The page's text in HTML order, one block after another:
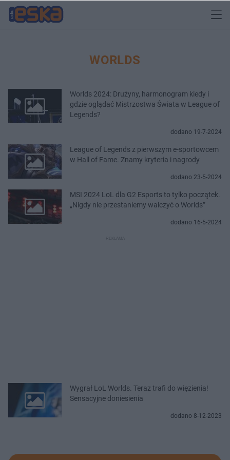
WORLDS
Worlds 2024: Drużyny, harmonogram kiedy i
gdzie oglądać Mistrzostwa Świata w League of
Legends?
dodano 19-7-2024
League of Legends z pierwszym e-sportowcem
w Hall of Fame. Znamy kryteria i nagrody
dodano 23-5-2024
MSI 2024 LoL dla G2 Esports to tylko początek.
„Nigdy nie przestaniemy walczyć o Worlds”
dodano 16-5-2024
Wygrał LoL Worlds. Teraz trafi do więzienia!
Sensacyjne doniesienia
dodano 8-12-2023